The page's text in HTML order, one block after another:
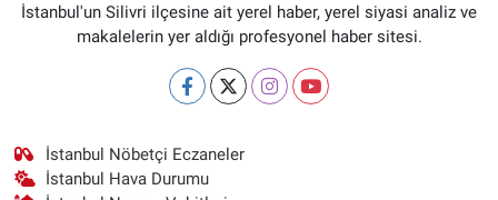
İstanbul'un Silivri ilçesine ait yerel haber, yerel siyasi analiz ve
makalelerin yer aldığı profesyonel haber sitesi.
İstanbul Nöbetçi Eczaneler
İstanbul Hava Durumu